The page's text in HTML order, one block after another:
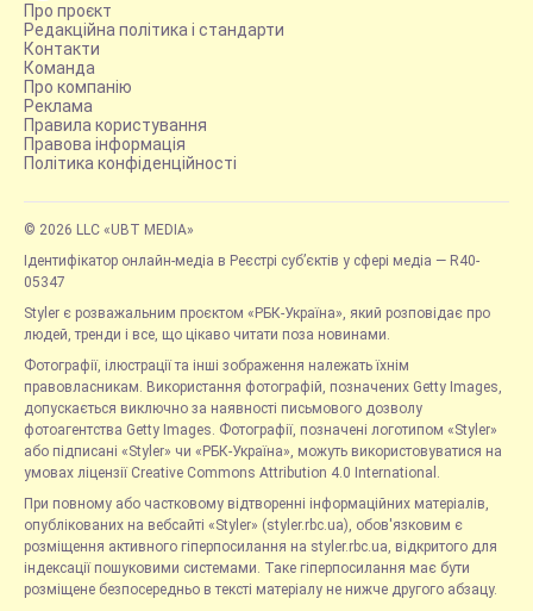
Про проєкт
Редакційна політика і стандарти
Контакти
Команда
Про компанію
Реклама
Правила користування
Правова інформація
Політика конфіденційності
© 2026 LLC «UBT MEDIA»
Ідентифікатор онлайн-медіа в Реєстрі суб’єктів у сфері медіа — R40-
05347
Styler є розважальним проєктом «РБК-Україна», який розповідає про
людей, тренди і все, що цікаво читати поза новинами.
Фотографії, ілюстрації та інші зображення належать їхнім
правовласникам. Використання фотографій, позначених Getty Images,
допускається виключно за наявності письмового дозволу
фотоагентства Getty Images. Фотографії, позначені логотипом «Styler»
або підписані «Styler» чи «РБК-Україна», можуть використовуватися на
умовах ліцензії Creative Commons Attribution 4.0 International.
При повному або частковому відтворенні інформаційних матеріалів,
опублікованих на вебсайті «Styler» (styler.rbc.ua), обов'язковим є
розміщення активного гіперпосилання на styler.rbc.ua, відкритого для
індексації пошуковими системами. Таке гіперпосилання має бути
розміщене безпосередньо в тексті матеріалу не нижче другого абзацу.